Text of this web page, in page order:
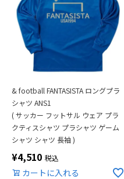
& football FANTASISTA ロングプラ
シャツ ANS1
( サッカー フットサル ウェア プラ
クティスシャツ プラシャツ ゲーム
シャツ シャツ 長袖 )
¥4,510 税込
カートに入れる